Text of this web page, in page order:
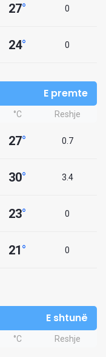
27° 0
24° 0
E premte
°C Reshje
27° 0.7
30° 3.4
23° 0
21° 0
E shtunë
°C Reshje